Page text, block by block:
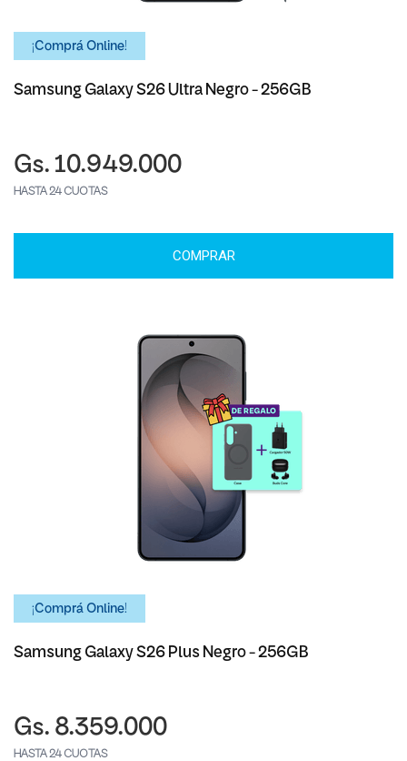
¡Comprá Online!
Samsung Galaxy S26 Ultra Negro - 256GB
Gs. 10.949.000
HASTA 24 CUOTAS
COMPRAR
¡Comprá Online!
Samsung Galaxy S26 Plus Negro - 256GB
Gs. 8.359.000
HASTA 24 CUOTAS